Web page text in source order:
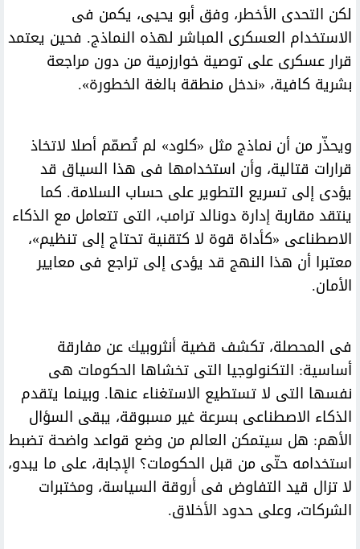
لكن التحدى الأخطر، وفق أبو يحيى، يكمن فى
الاستخدام العسكرى المباشر لهذه النماذج. فحين يعتمد
قرار عسكرى على توصية خوارزمية من دون مراجعة
بشرية كافية، «ندخل منطقة بالغة الخطورة».
ويحذّر من أن نماذج مثل «كلود» لم تُصمّم أصلا لاتخاذ
قرارات قتالية، وأن استخدامها فى هذا السياق قد
يؤدى إلى تسريع التطوير على حساب السلامة. كما
ينتقد مقاربة إدارة دونالد ترامب، التى تتعامل مع الذكاء
الاصطناعى «كأداة قوة لا كتقنية تحتاج إلى تنظيم»،
معتبرا أن هذا النهج قد يؤدى إلى تراجع فى معايير
الأمان.
فى المحصلة، تكشف قضية أنثروبيك عن مفارقة
أساسية: التكنولوجيا التى تخشاها الحكومات هى
نفسها التى لا تستطيع الاستغناء عنها. وبينما يتقدم
الذكاء الاصطناعى بسرعة غير مسبوقة، يبقى السؤال
الأهم: هل سيتمكن العالم من وضع قواعد واضحة تضبط
استخدامه حتّى من قبل الحكومات؟ الإجابة، على ما يبدو،
لا تزال قيد التفاوض فى أروقة السياسة، ومختبرات
الشركات، وعلى حدود الأخلاق.